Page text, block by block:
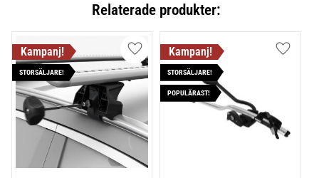
Relaterade produkter:
STORSÄLJARE!
Lägg till i favoriter
STORSÄLJARE!
POPULÄRAST!
Lägg